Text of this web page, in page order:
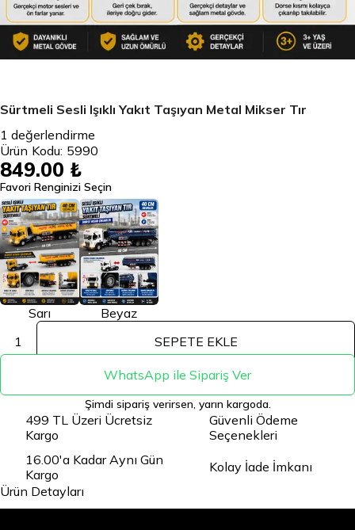
Sürtmeli Sesli Işıklı Yakıt Taşıyan Metal Mikser Tır
1 değerlendirme
Ürün Kodu: 5990
849.00 ₺
Favori Renginizi Seçin
Sarı
Beyaz
1
SEPETE EKLE
WhatsApp ile Sipariş Ver
Şimdi sipariş verirsen, yarın kargoda.
499 TL Üzeri Ücretsiz
Kargo
Güvenli Ödeme
Seçenekleri
16.00'a Kadar Aynı Gün
Kargo
Kolay İade İmkanı
Ürün Detayları